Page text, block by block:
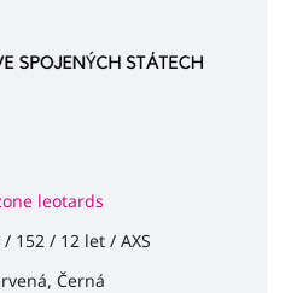
leotards
/ 152 / 12 let / AXS
Černá